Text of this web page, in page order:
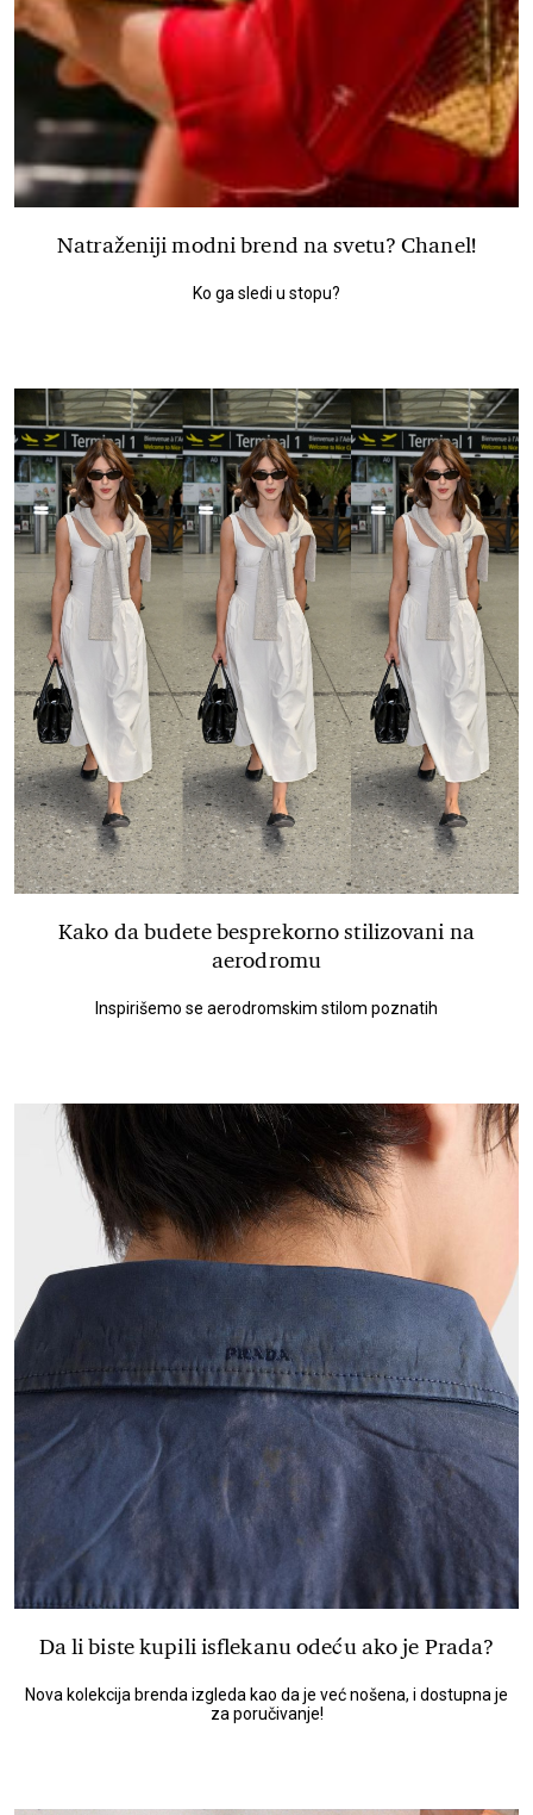
Natraženiji modni brend na svetu? Chanel!
Ko ga sledi u stopu?
Kako da budete besprekorno stilizovani na
aerodromu
Inspirišemo se aerodromskim stilom poznatih
Da li biste kupili isflekanu odeću ako je Prada?
Nova kolekcija brenda izgleda kao da je već nošena, i dostupna je
za poručivanje!